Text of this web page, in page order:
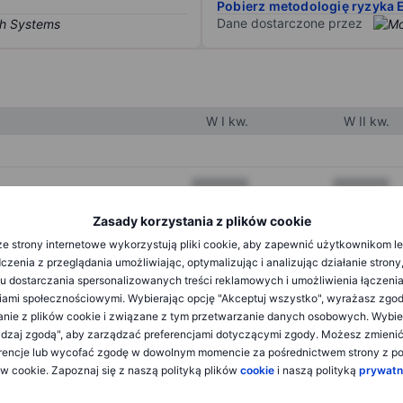
Zasady korzystania z plików cookie
strony internetowe wykorzystują pliki cookie, aby zapewnić użytkownikom
z przeglądania umożliwiając, optymalizując i analizując działanie
dostarczania spersonalizowanych treści reklamowych i umożliwienia
społecznościowymi. Wybierając opcję "Akceptuj wszystko", wyrażasz
z plików cookie i związane z tym przetwarzanie danych osobowych.
zgodą", aby zarządzać preferencjami dotyczącymi zgody. Możesz
lub wycofać zgodę w dowolnym momencie za pośrednictwem strony z
cookie. Zapoznaj się z naszą polityką plików cookie i naszą polityką
Pobierz metodologię ryzyka
Dane dostarczone przez
W I kw. W II kw.
XXXXXXX XXXXXXX
XXXXXXX
XXXXXXX XXXXXXX
XXXXXXX XXXXXXX
XXXXXXX